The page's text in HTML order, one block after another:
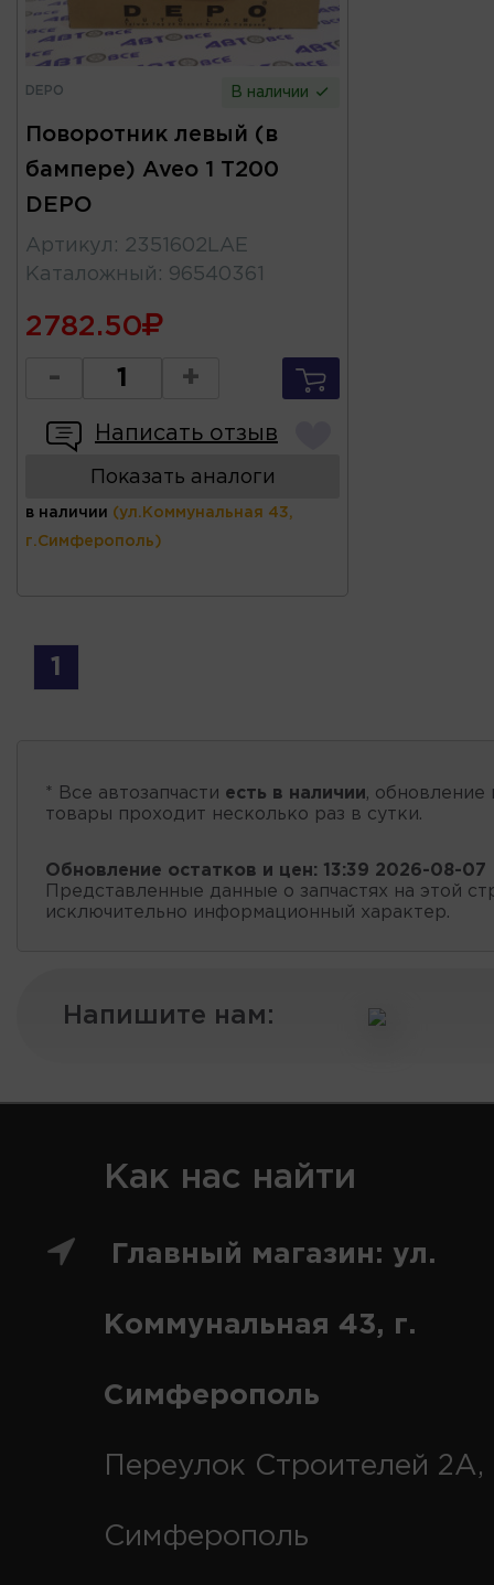
DEPO В наличии
Поворотник левый (в
бампере) Aveo 1 T200
DEPO
Артикул : 2351602LAE
Каталожный : 96540361
2782.50
- +
Написать отзыв
Показать аналоги
в наличии (ул.Коммунальная 43,
г.Симферополь)
1
* Все автозапчасти есть в наличии, обновление
товары проходит несколько раз в сутки.
Обновление остатков и цен: 13:39 2026-08-07
Представленные данные о запчастях на этой
исключительно информационный характер.
Напишите нам:
Как нас найти
Главный магазин: ул.
Коммунальная 43, г.
Симферополь
Переулок Строителей 2А,
Симферополь